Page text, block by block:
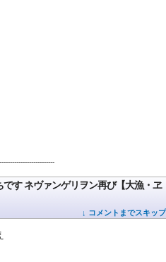
です ネヴァンゲリヲン再び【大漁・ヱ
↓ コメントまでスキップ